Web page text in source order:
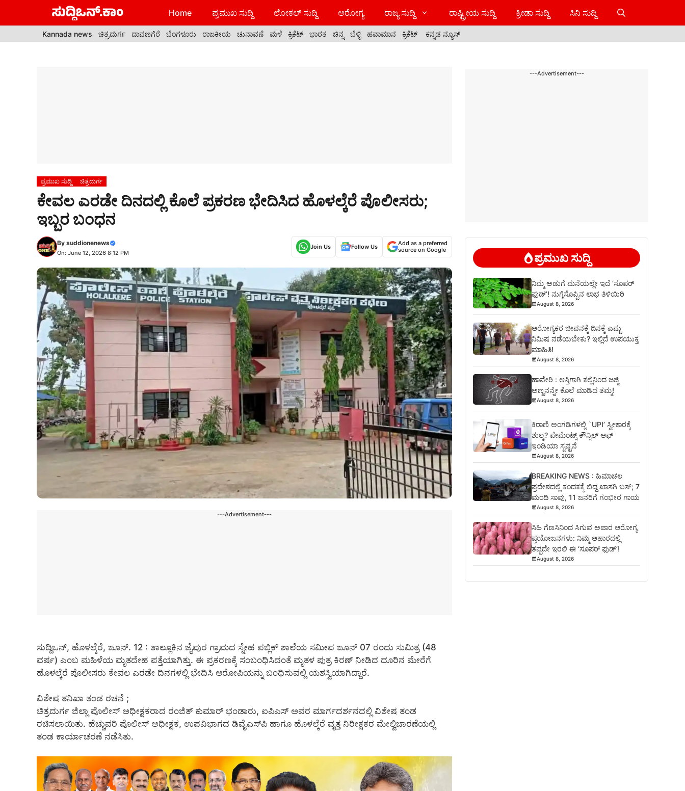
Home ಪ್ರಮುಖ ಸುದ್ದಿ ಲೋಕಲ್ ಸುದ್ದಿ ಆರೋಗ್ಯ ರಾಜ್ಯ ಸುದ್ದಿ ರಾಷ್ಟ್ರೀಯ ಸುದ್ದಿ ಕ್ರೀಡಾ ಸುದ್ದಿ ಸಿನಿ ಸುದ್ದಿ
Kannada news ಚಿತ್ರದುರ್ಗ ದಾವಣಗೆರೆ ಬೆಂಗಳೂರು ರಾಜಕೀಯ ಚುನಾವಣೆ ಮಳೆ ಕ್ರಿಕೆಟ್ ಭಾರತ ಚಿನ್ನ ಬೆಳ್ಳಿ ಹವಾಮಾನ ಕ್ರಿಕೆಟ್ ಕನ್ನಡ ನ್ಯೂಸ್
ಪ್ರಮುಖ ಸುದ್ದಿ ಚಿತ್ರದುರ್ಗ
ಕೇವಲ ಎರಡೇ ದಿನದಲ್ಲಿ ಕೊಲೆ ಪ್ರಕರಣ ಭೇದಿಸಿದ ಹೊಳಲ್ಕೆರೆ ಪೊಲೀಸರು;
ಇಬ್ಬರ ಬಂಧನ
By suddionenews
On: June 12, 2026 8:12 PM
Join Us Follow Us
Add as a preferred
source on Google
---Advertisement---
ಸುದ್ದಿಒನ್, ಹೊಳಲ್ಕೆರೆ, ಜೂನ್‌. 12 : ತಾಲ್ಲೂಕಿನ ಜೈಪುರ ಗ್ರಾಮದ ಸ್ನೇಹ ಪಬ್ಲಿಕ್ ಶಾಲೆಯ ಸಮೀಪ ಜೂನ್ 07 ರಂದು ಸುಮಿತ್ರ (48
ವರ್ಷ) ಎಂಬ ಮಹಿಳೆಯ ಮೃತದೇಹ ಪತ್ತೆಯಾಗಿತ್ತು. ಈ ಪ್ರಕರಣಕ್ಕೆ ಸಂಬಂಧಿಸಿದಂತೆ ಮೃತಳ ಪುತ್ರ ಕಿರಣ್ ನೀಡಿದ ದೂರಿನ ಮೇರೆಗೆ
ಹೊಳಲ್ಕೆರೆ ಪೊಲೀಸರು ಕೇವಲ ಎರಡೇ ದಿನಗಳಲ್ಲಿ ಭೇದಿಸಿ ಆರೋಪಿಯನ್ನು ಬಂಧಿಸುವಲ್ಲಿ ಯಶಸ್ವಿಯಾಗಿದ್ದಾರೆ.
ವಿಶೇಷ ತನಿಖಾ ತಂಡ ರಚನೆ ;
ಚಿತ್ರದುರ್ಗ ಜಿಲ್ಲಾ ಪೊಲೀಸ್ ಅಧೀಕ್ಷಕರಾದ ರಂಜಿತ್ ಕುಮಾರ್ ಭಂಡಾರು, ಐಪಿಎಸ್ ಅವರ ಮಾರ್ಗದರ್ಶನದಲ್ಲಿ ವಿಶೇಷ ತಂಡ
ರಚಿಸಲಾಯಿತು. ಹೆಚ್ಚುವರಿ ಪೊಲೀಸ್ ಅಧೀಕ್ಷಕ, ಉಪವಿಭಾಗದ ಡಿವೈಎಸ್‌ಪಿ ಹಾಗೂ ಹೊಳಲ್ಕೆರೆ ವೃತ್ತ ನಿರೀಕ್ಷಕರ ಮೇಲ್ವಿಚಾರಣೆಯಲ್ಲಿ
ತಂಡ ಕಾರ್ಯಾಚರಣೆ ನಡೆಸಿತು.
---Advertisement---
ಪ್ರಮುಖ ಸುದ್ದಿ
ನಿಮ್ಮ ಅಡುಗೆ ಮನೆಯಲ್ಲೇ ಇದೆ ‘ಸೂಪರ್
ಫುಡ್’! ನುಗ್ಗೆಸೊಪ್ಪಿನ ಲಾಭ ತಿಳಿಯಿರಿ
August 8, 2026
ಆರೋಗ್ಯಕರ ಜೀವನಕ್ಕೆ ದಿನಕ್ಕೆ ಎಷ್ಟು
ನಿಮಿಷ ನಡೆಯಬೇಕು? ಇಲ್ಲಿದೆ ಉಪಯುಕ್ತ
ಮಾಹಿತಿ!
August 8, 2026
ಹಾವೇರಿ : ಆಸ್ತಿಗಾಗಿ ಕಲ್ಲಿನಿಂದ ಜಜ್ಜಿ
ಅಣ್ಣನನ್ನೇ ಕೊಲೆ ಮಾಡಿದ ತಮ್ಮ!
August 8, 2026
ಕಿರಾಣಿ ಅಂಗಡಿಗಳಲ್ಲಿ `UPI’ ಸ್ವೀಕಾರಕ್ಕೆ
ಶುಲ್ಕ? ಪೇಮೆಂಟ್ಸ್ ಕೌನ್ಸಿಲ್ ಆಫ್
ಇಂಡಿಯಾ ಸ್ಪಷ್ಟನೆ
August 8, 2026
BREAKING NEWS : ಹಿಮಾಚಲ
ಪ್ರದೇಶದಲ್ಲಿ ಕಂದಕಕ್ಕೆ ಬಿದ್ದ ಖಾಸಗಿ ಬಸ್; 7
ಮಂದಿ ಸಾವು, 11 ಜನರಿಗೆ ಗಂಭೀರ ಗಾಯ
August 8, 2026
ಸಿಹಿ ಗೆಣಸಿನಿಂದ ಸಿಗುವ ಅಪಾರ ಆರೋಗ್ಯ
ಪ್ರಯೋಜನಗಳು: ನಿಮ್ಮ ಆಹಾರದಲ್ಲಿ
ತಪ್ಪದೇ ಇರಲಿ ಈ ‘ಸೂಪರ್ ಫುಡ್’!
August 8, 2026